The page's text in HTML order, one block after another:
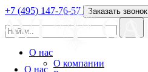
О нас
+7 (495) 147-76-57 Заказать звонок
О нас
О компании